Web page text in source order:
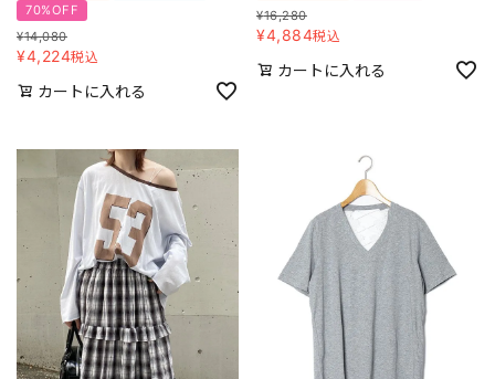
70%OFF
¥14,080
¥4,224税込
カートに入れる
¥16,280
¥4,884税込
カートに入れる